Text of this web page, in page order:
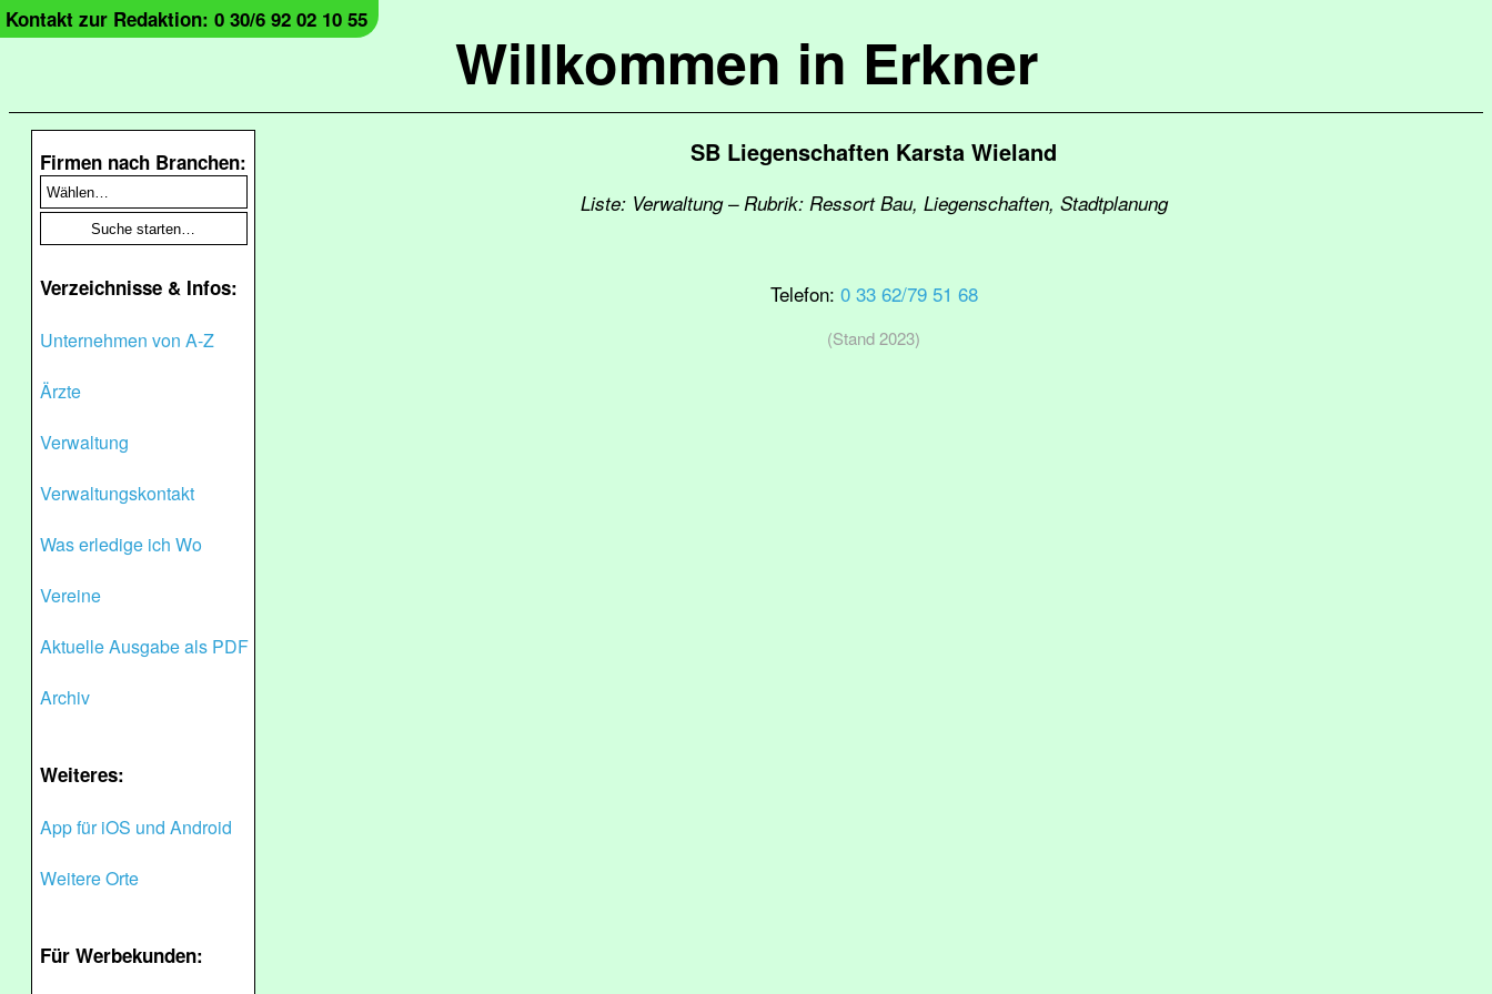
Willkommen in Erkner
Kontakt zur Redaktion: 0 30/6 92 02 10 55
Firmen nach Branchen:
Verzeichnisse & Infos:
Unternehmen von A-Z
Ärzte
Verwaltung
Verwaltungskontakt
Was erledige ich Wo
Vereine
Aktuelle Ausgabe als PDF
Archiv
Weiteres:
App für iOS und Android
Weitere Orte
Für Werbekunden:
SB Liegenschaften Karsta Wieland
Liste: Verwaltung – Rubrik: Ressort Bau, Liegenschaften, Stadtplanung
Telefon: 0 33 62/79 51 68
(Stand 2023)